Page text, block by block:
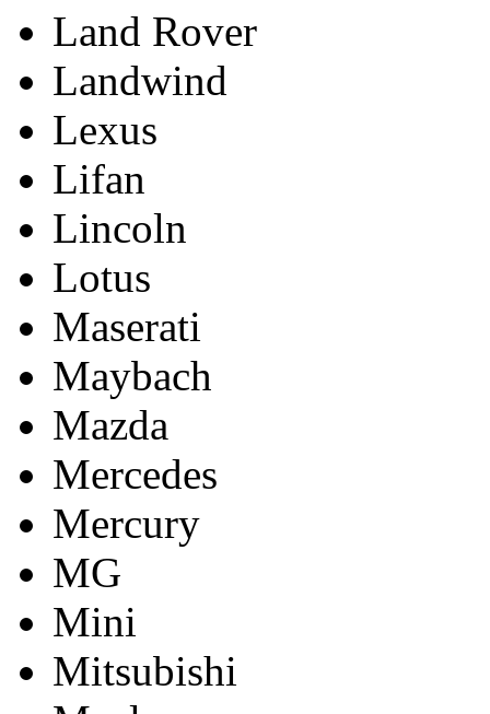
Land Rover
Landwind
Lexus
Lifan
Lincoln
Lotus
Maserati
Maybach
Mazda
Mercedes
Mercury
MG
Mini
Mitsubishi